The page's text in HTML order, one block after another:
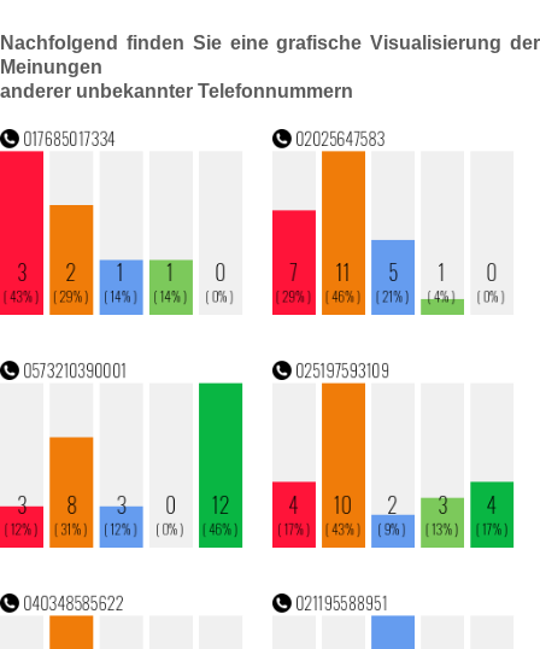
Nachfolgend finden Sie eine grafische Visualisierung der
Meinungen
anderer unbekannter Telefonnummern